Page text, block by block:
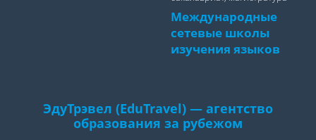
Международные
сетевые школы
изучения языков
ЭдуТрэвел (EduTravel) — агентство
образования за рубежом